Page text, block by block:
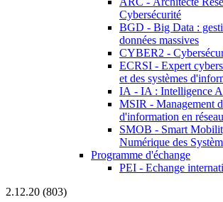
Cybersécurité
BGD - Big Data :
données massives
CYBER2 -
ECRSI - Expert
et des systèmes
IA - IA : Intelligence
MSIR - Management
d'information en
SMOB - Smart
Numérique des
Programme d'échange
PEI - Echange
2.12.20 (803)